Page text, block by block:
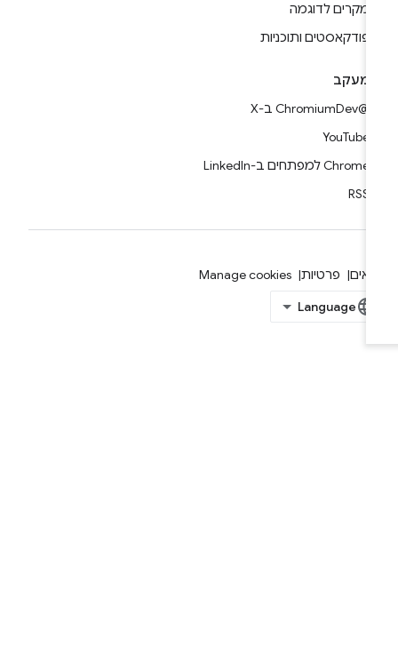
מקרים לדוגמה
פודקאסטים ותוכניות
מעקב
YouTube
Chrome למפתחים ב-LinkedIn
פרטיות Manage cookies